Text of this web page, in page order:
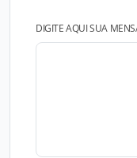
DIGITE AQUI SUA